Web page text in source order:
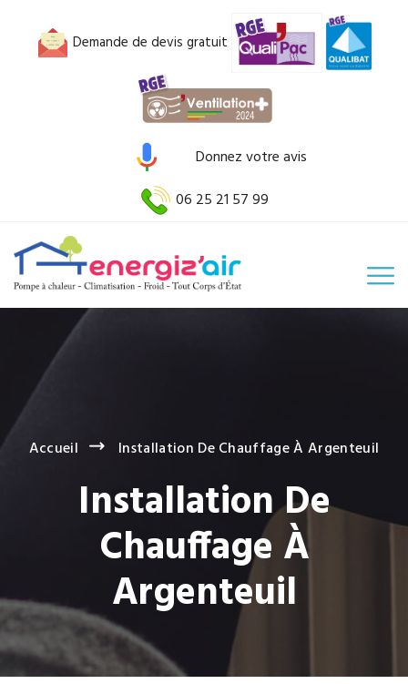
Demande de devis gratuit
Donnez votre avis
06 25 21 57 99
Accueil Installation De Chauffage À Argenteuil
Installation De
Chauffage À
Argenteuil